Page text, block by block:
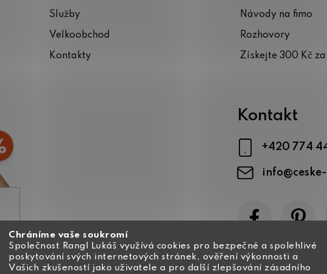
Chráníme vaše soukromí
Společnost Rangl Lukáš využívá cookies pro bezpečné a spolehlivé
poskytování svých internetových stránek, ověření výkonnosti a
Vašich zkušeností jako uživatele a pro další zlepšování zásadního
Služby
Velkoobchod
Kontakty
Návody na fimo
Rozhovory
Získejte 300 Kč za
Kontakt
info@
+420 774